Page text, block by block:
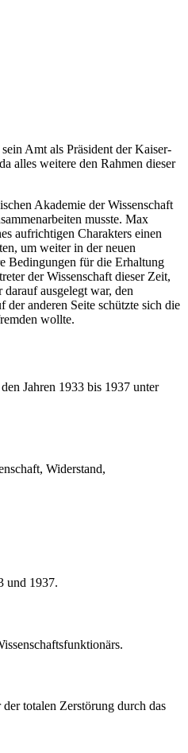
Amt als Präsident der Kaiser-
alles weitere den Rahmen dieser
Akademie der Wissenschaft
musste. Max
aufrichtigen Charakters einen
um weiter in der neuen
Bedingungen für die Erhaltung
der Wissenschaft dieser Zeit,
ausgelegt war, den
anderen Seite schützte sich die
wollte.
Jahren 1933 bis 1937 unter
Widerstand,
und 1937.
totalen Zerstörung durch das